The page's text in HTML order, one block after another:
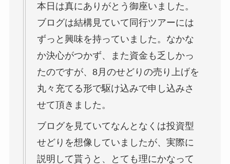
本日は真にありがとう御座いました。
ブログは結構見ていて同行ツアーには
ずっと興味を持っていました。なかな
か決心がつかず、また資金も乏しかっ
たのですが、8月のせどりの売り上げを
丸々充てる形で駆け込みで申し込みさ
せて頂きました。
ブログを見ていてなんとなくは投資型
せどりを想像していましたが、実際に
説明して貰うと、とても理にかなって